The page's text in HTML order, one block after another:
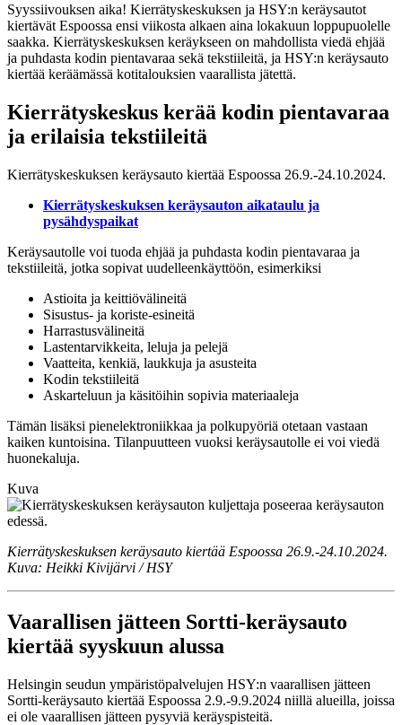
Syyssiivouksen aika! Kierrätyskeskuksen ja HSY:n keräysautot
kiertävät Espoossa ensi viikosta alkaen aina lokakuun loppupuolelle
saakka. Kierrätyskeskuksen keräykseen on mahdollista viedä ehjää
ja puhdasta kodin pientavaraa sekä tekstiileitä, ja HSY:n keräysauto
kiertää keräämässä kotitalouksien vaarallista jätettä.
Kierrätyskeskus kerää kodin pientavaraa
ja erilaisia tekstiileitä
Kierrätyskeskuksen keräysauto kiertää Espoossa 26.9.-24.10.2024.
Kierrätyskeskuksen keräysauton aikataulu ja
pysähdyspaikat
Keräysautolle voi tuoda ehjää ja puhdasta kodin pientavaraa ja
tekstiileitä, jotka sopivat uudelleenkäyttöön, esimerkiksi
Astioita ja keittiövälineitä
Sisustus- ja koriste-esineitä
Harrastusvälineitä
Lastentarvikkeita, leluja ja pelejä
Vaatteita, kenkiä, laukkuja ja asusteita
Kodin tekstiileitä
Askarteluun ja käsitöihin sopivia materiaaleja
Tämän lisäksi pienelektroniikkaa ja polkupyöriä otetaan vastaan
kaiken kuntoisina. Tilanpuutteen vuoksi keräysautolle ei voi viedä
huonekaluja.
Kuva
Kierrätyskeskuksen keräysauto kiertää Espoossa 26.9.-24.10.2024.
Kuva: Heikki Kivijärvi / HSY
Vaarallisen jätteen Sortti-keräysauto
kiertää syyskuun alussa
Helsingin seudun ympäristöpalvelujen HSY:n vaarallisen jätteen
Sortti-keräysauto kiertää Espoossa 2.9.-9.9.2024 niillä alueilla, joissa
ei ole vaarallisen jätteen pysyviä keräyspisteitä.